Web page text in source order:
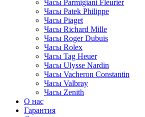
Часы Parmigiani Fleurier
Часы Patek Philippe
Часы Piaget
Часы Richard Mille
Часы Roger Dubuis
Часы Rolex
Часы Tag Heuer
Часы Ulysse Nardin
Часы Vacheron Constantin
Часы Valbray
Часы Zenith
О нас
Гарантия